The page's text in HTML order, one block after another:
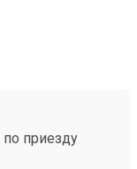
приезду